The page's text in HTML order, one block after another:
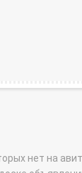
нет на